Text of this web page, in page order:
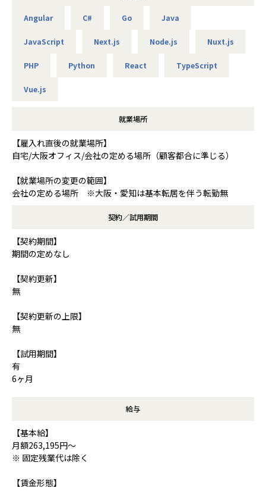
Angular C# Go Java
JavaScript Next.js Node.js Nuxt.js
PHP Python React TypeScript
Vue.js
就業場所
【雇入れ直後の就業場所】
自宅/大阪オフィス/会社の定める場所（顧客都合に準じる）
【就業場所の変更の範囲】
会社の定める場所 ※大阪・愛知は基本転居を伴う転勤無
契約／試用期間
【契約期間】
期間の定めなし
【契約更新】
無
【契約更新の上限】
無
【試用期間】
有
6ヶ月
給与
【基本給】
月額263,195円～
※ 固定残業代は除く
【賃金形態】